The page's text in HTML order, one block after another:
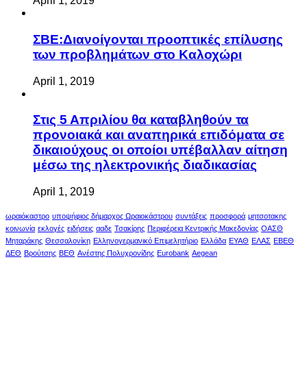
ΣΒΕ:Διανοίγονται προοπτικές επίλυσης
των προβλημάτων στο Καλοχώρι
April 1, 2019
Στις 5 Απριλίου θα καταβληθούν τα
προνοιακά και αναπηρικά επιδόματα σε
δικαιούχους οι οποίοι υπέβαλλαν αίτηση
μέσω της ηλεκτρονικής διαδικασίας
April 1, 2019
ωραιόκαστρο υποψήφιος δήμαρχος Ωραιοκάστρου συντάξεις προσφορά μητσοτακης
κοινωνία εκλογές ειδήσεις ααδε Τσακίρης Περιφέρεια Κεντρικής Μακεδονίας ΟΑΣΘ
Μηταράκης Θεσσαλονίκη Ελληνογερμανικό Επιμελητήριο Ελλάδα ΕΥΑΘ ΕΛΑΣ ΕΒΕΘ
ΔΕΘ Βρούτσης ΒΕΘ Ανέστης Πολυχρονίδης Eurobank Aegean